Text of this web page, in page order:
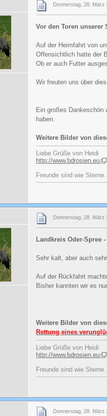
Donnerstag, 28. März
Vor den Toren unserer
Auf der Heimfahrt von
Offensichtlich hatte der
Ob er auch Futter
Wir freuten uns über
Ein großes Dankeschön
haben.
Weitere Bilder von
Liebe Grüße von Heidi
http://www.bdrosien.eu
Freunde sind wie
Donnerstag, 28. März
Landkreis Oder-Spree -
Sehr kalt, aber auch
Auf der Rückfahrt
Bisher kannten wir es
Weitere Bilder von
Rettung eines
Liebe Grüße von Heidi
http://www.bdrosien.eu
Freunde sind wie
Donnerstag, 28. März